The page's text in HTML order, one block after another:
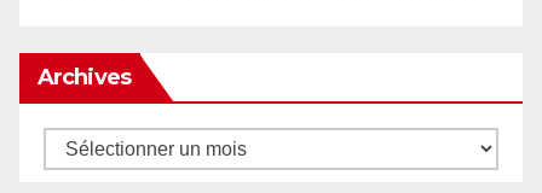
Archives
Archives